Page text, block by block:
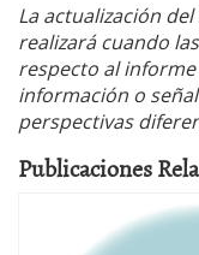
La actualización
realizará cuando
respecto al
información o
perspectivas
Publicaciones